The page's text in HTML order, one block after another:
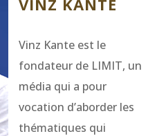
VINZ KANTE
Vinz Kante est le
fondateur de LIMIT, un
média qui a pour
vocation d’aborder les
thématiques qui